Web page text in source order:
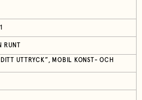
RUNT
UTTRYCK”, MOBIL KONST- OCH